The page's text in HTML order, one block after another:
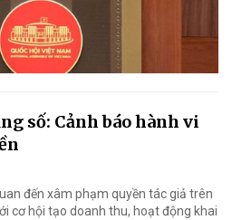
số: Cảnh báo hành vi
đến xâm phạm quyền tác giả trên
cơ hội tạo doanh thu, hoạt động khai